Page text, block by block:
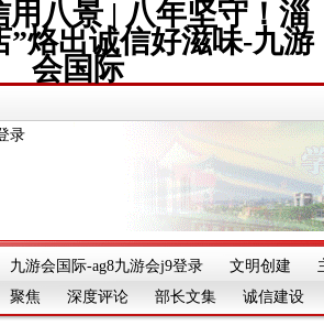
用八景 | 八年坚守！淄
”烙出诚信好滋味-九游
会国际
录
九游会国际-ag8九游会j9登录 文明创建
聚焦
深度评论 部长文集 诚信建设